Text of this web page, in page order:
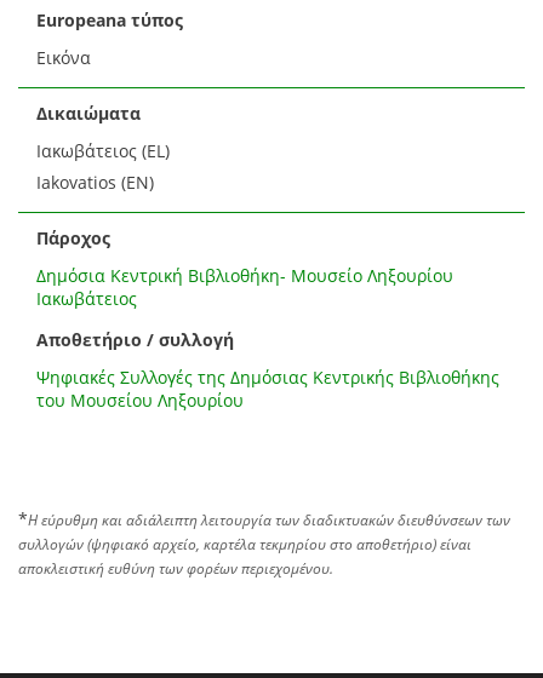
Europeana τύπος
Εικόνα
Δικαιώματα
Ιακωβάτειος (EL)
Iakovatios (EN)
Πάροχος
Δημόσια Κεντρική Βιβλιοθήκη- Μουσείο Ληξουρίου
Ιακωβάτειος
Αποθετήριο / συλλογή
Ψηφιακές Συλλογές της Δημόσιας Κεντρικής Βιβλιοθήκης
του Μουσείου Ληξουρίου
*Η εύρυθμη και αδιάλειπτη λειτουργία των διαδικτυακών διευθύνσεων των
συλλογών (ψηφιακό αρχείο, καρτέλα τεκμηρίου στο αποθετήριο) είναι
αποκλειστική ευθύνη των φορέων περιεχομένου.